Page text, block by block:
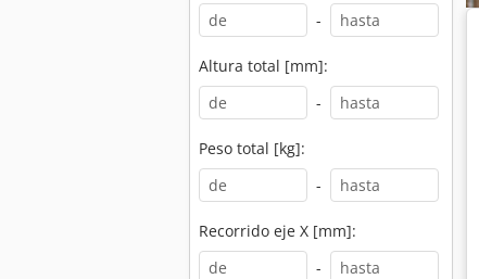
-
Altura total [mm]:
-
Peso total [kg]:
-
Recorrido eje X [mm]:
-